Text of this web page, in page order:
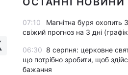
07:10
Магнітна буря охопить
свіжий прогноз на 3 дні
06:30 8 серпня: церковне
що потрібно зробити, щоб
бажання